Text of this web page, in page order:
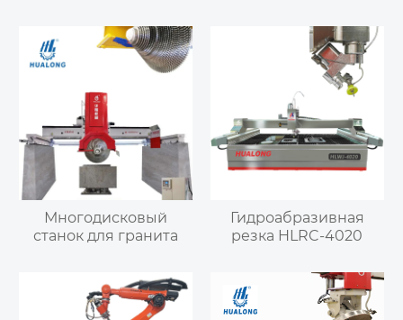
Многодисковый
станок для гранита
Гидроабразивная
резка HLRC-4020